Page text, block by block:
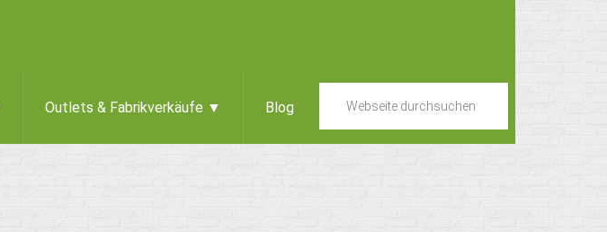
Outlets & Fabrikverkäufe ▼ Blog